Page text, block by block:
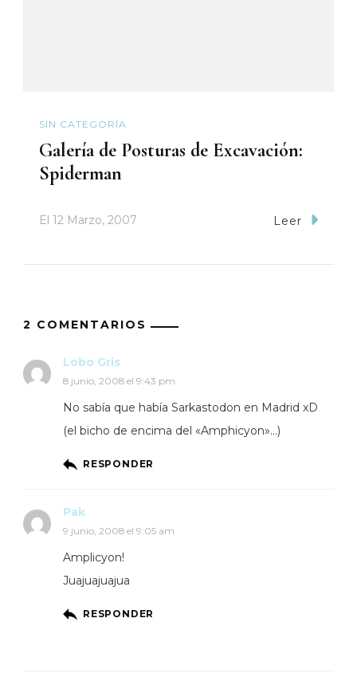
SIN CATEGORÍA
Galería de Posturas de Excavación:
Spiderman
El 12 Marzo, 2007 Leer
2 COMENTARIOS
Lobo Gris
8 junio, 2008 el 9:43 pm
No sabía que había Sarkastodon en Madrid xD
(el bicho de encima del «Amphicyon»…)
RESPONDER
Pak
9 junio, 2008 el 9:05 am
Amplicyon!
Juajuajuajua
RESPONDER